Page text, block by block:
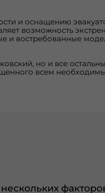
и оснащению
возможность
и востребованные
но и все
всем